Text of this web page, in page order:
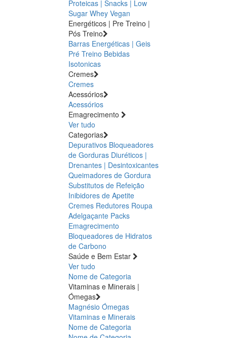
Proteicas | Snacks | Low
Sugar Whey Vegan
Energéticos | Pre Treino |
Pós Treino
Barras Energéticas | Geis
Pré Treino Bebidas
Isotonicas
Cremes
Cremes
Acessórios
Acessórios
Emagrecimento
Ver tudo
Categorias
Depurativos Bloqueadores
de Gorduras Diuréticos |
Drenantes | Desintoxicantes
Queimadores de Gordura
Substitutos de Refeição
Inibidores de Apetite
Cremes Redutores Roupa
Adelgaçante Packs
Emagrecimento
Bloqueadores de Hidratos
de Carbono
Saúde e Bem Estar
Ver tudo
Nome de Categoria
Vitaminas e Minerais |
Ómegas
Magnésio Ómegas
Vitaminas e Minerais
Nome de Categoria